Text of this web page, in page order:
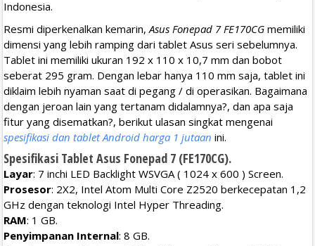
Indonesia.
Resmi diperkenalkan kemarin, Asus Fonepad 7 FE170CG memiliki
dimensi yang lebih ramping dari tablet Asus seri sebelumnya.
Tablet ini memiliki ukuran 192 x 110 x 10,7 mm dan bobot
seberat 295 gram. Dengan lebar hanya 110 mm saja, tablet ini
diklaim lebih nyaman saat di pegang / di operasikan. Bagaimana
dengan jeroan lain yang tertanam didalamnya?, dan apa saja
fitur yang disematkan?, berikut ulasan singkat mengenai
spesifikasi dan tablet Android harga 1 jutaan ini.
Spesifikasi Tablet Asus Fonepad 7 (FE170CG).
Layar: 7 inchi LED Backlight WSVGA ( 1024 x 600 ) Screen.
Prosesor: 2X2, Intel Atom Multi Core Z2520 berkecepatan 1,2
GHz dengan teknologi Intel Hyper Threading.
RAM: 1 GB.
Penyimpanan Internal: 8 GB.